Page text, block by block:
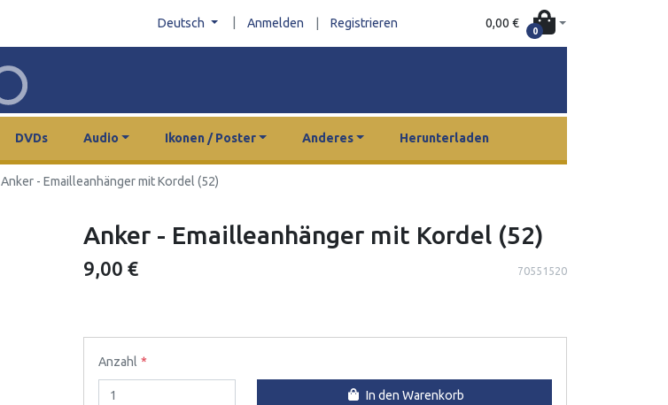
Deutsch Anmelden Registrieren 0,00 €
0
DVDs Audio Ikonen / Poster Anderes Herunterladen
Anker - Emailleanhänger mit Kordel (52)
Anker - Emailleanhänger mit Kordel (52)
9,00 € 70551520
Anzahl
In den Warenkorb